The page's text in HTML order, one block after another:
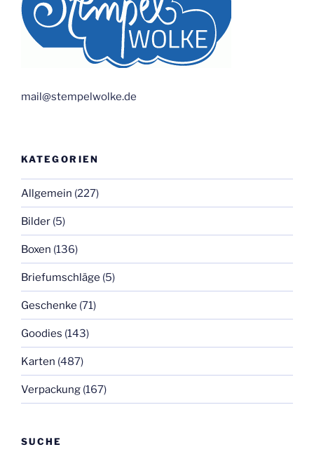
mail@stempelwolke.de
KATEGORIEN
Allgemein (227)
Bilder (5)
Boxen (136)
Briefumschläge (5)
Geschenke (71)
Goodies (143)
Karten (487)
Verpackung (167)
SUCHE